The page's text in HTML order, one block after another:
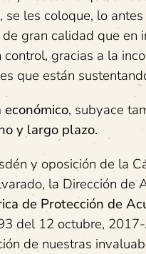
les coloque, lo
gran calidad que en
gracias a la
que están
, subyace
y largo plazo.
y oposición de la
la Dirección de
de Protección de
del 12 octubre,
de nuestras